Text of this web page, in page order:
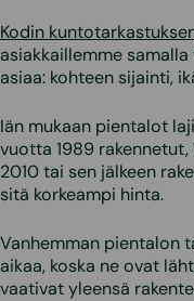
Kodin
asiakkaillemme
asiaa: kohteen sijainti,
Iän mukaan pientalot
vuotta 1989
2010 tai sen jälkeen
sitä korkeampi hinta.
Vanhemman pientalon
aikaa, koska ne ovat
vaativat yleensä